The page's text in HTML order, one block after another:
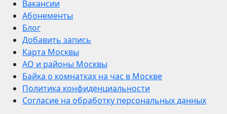
Вакансии
Абонементы
Блог
Добавить запись
Карта Москвы
АО и районы Москвы
Байка о комнатках на час в Москве
Политика конфиденциальности
Согласие на обработку персональных данных